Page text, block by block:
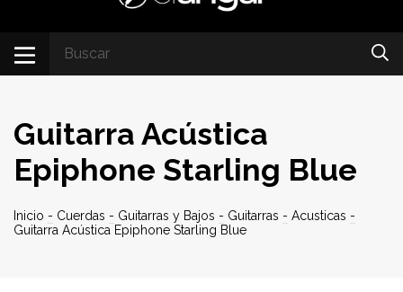
Guitarra Acústica
Epiphone Starling Blue
Inicio - Cuerdas - Guitarras y Bajos - Guitarras - Acusticas -
Guitarra Acústica Epiphone Starling Blue